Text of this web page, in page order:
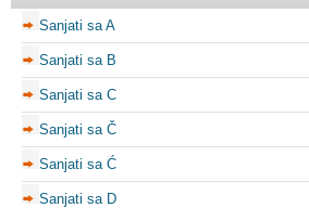
Sanjati sa A
Sanjati sa B
Sanjati sa C
Sanjati sa Č
Sanjati sa Ć
Sanjati sa D